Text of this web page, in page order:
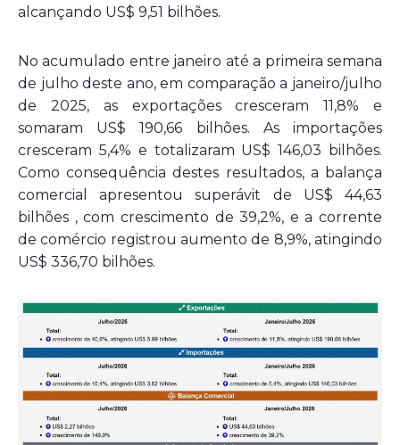
alcançando US$ 9,51 bilhões.
No acumulado entre janeiro até a primeira semana
de julho deste ano, em comparação a janeiro/julho
de 2025, as exportações cresceram 11,8% e
somaram US$ 190,66 bilhões. As importações
cresceram 5,4% e totalizaram US$ 146,03 bilhões.
Como consequência destes resultados, a balança
comercial apresentou superávit de US$ 44,63
bilhões , com crescimento de 39,2%, e a corrente
de comércio registrou aumento de 8,9%, atingindo
US$ 336,70 bilhões.